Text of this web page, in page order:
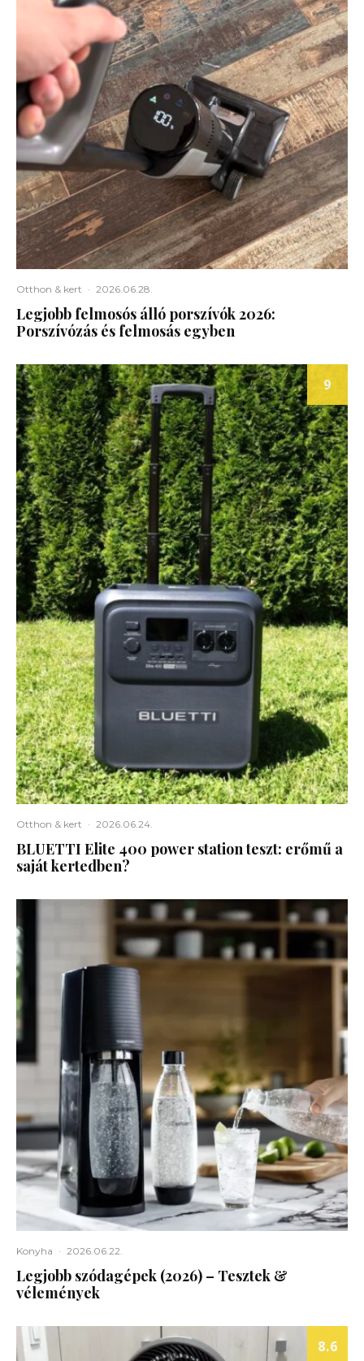
Otthon & kert · 2026.06.28.
Legjobb felmosós álló porszívók 2026:
Porszívózás és felmosás egyben
9
Otthon & kert · 2026.06.24.
BLUETTI Elite 400 power station teszt: erőmű a
saját kertedben?
Konyha · 2026.06.22.
Legjobb szódagépek (2026) – Tesztek &
vélemények
8.6